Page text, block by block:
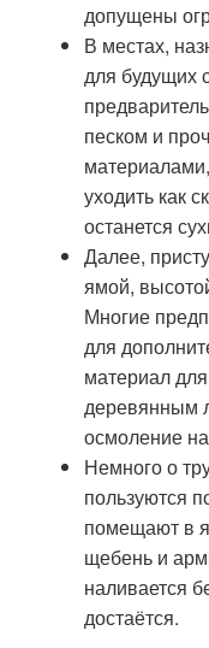
допущены
В местах,
для будущих
песком и
уходить как
останется
Далее,
ямой,
Многие
для
материал
деревянным
осмоление
Немного о
пользуются
помещают в
щебень и
наливается
достаётся.